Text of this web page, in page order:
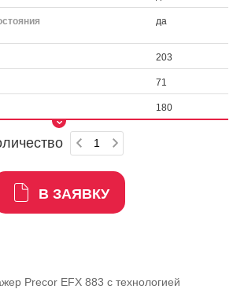
да
203
71
180
В ЗАЯВКУ
Precor EFX 883 с технологией